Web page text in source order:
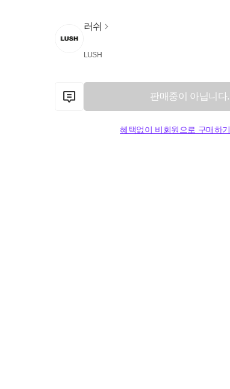
러쉬
LUSH
판매중이 아닙니다.
혜택없이 비회원으로 구매하기